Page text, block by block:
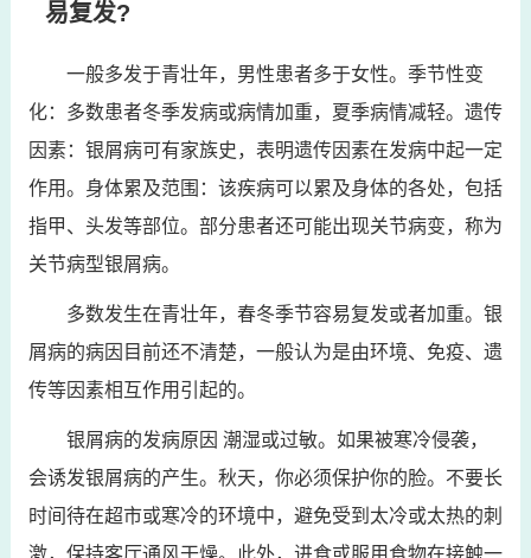
易复发?
一般多发于青壮年，男性患者多于女性。季节性变
化：多数患者冬季发病或病情加重，夏季病情减轻。遗传
因素：银屑病可有家族史，表明遗传因素在发病中起一定
作用。身体累及范围：该疾病可以累及身体的各处，包括
指甲、头发等部位。部分患者还可能出现关节病变，称为
关节病型银屑病。
多数发生在青壮年，春冬季节容易复发或者加重。银
屑病的病因目前还不清楚，一般认为是由环境、免疫、遗
传等因素相互作用引起的。
银屑病的发病原因 潮湿或过敏。如果被寒冷侵袭，
会诱发银屑病的产生。秋天，你必须保护你的脸。不要长
时间待在超市或寒冷的环境中，避免受到太冷或太热的刺
激，保持客厅通风干燥。此外，进食或服用食物在接触一